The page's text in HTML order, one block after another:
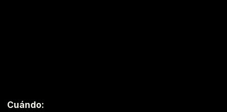
Cuándo: